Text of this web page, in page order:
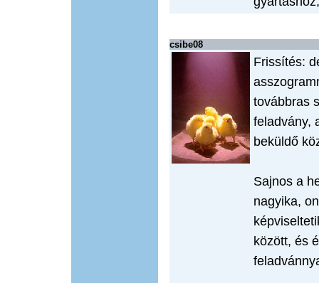
csibe08
Frissítés:
továbbras
feladvány,
beküldő
Sajnos a
nagyika,
között, és